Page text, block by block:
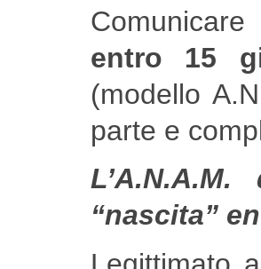
entro 15
(modello
parte e
“nascita”